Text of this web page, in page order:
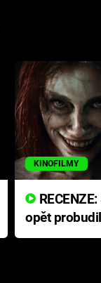
KINOFILMY
opět
přichází s